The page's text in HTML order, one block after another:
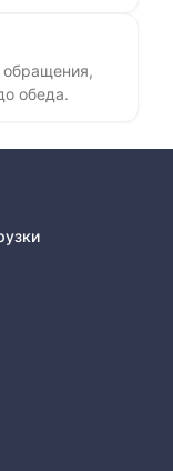
обращения,
обеда.